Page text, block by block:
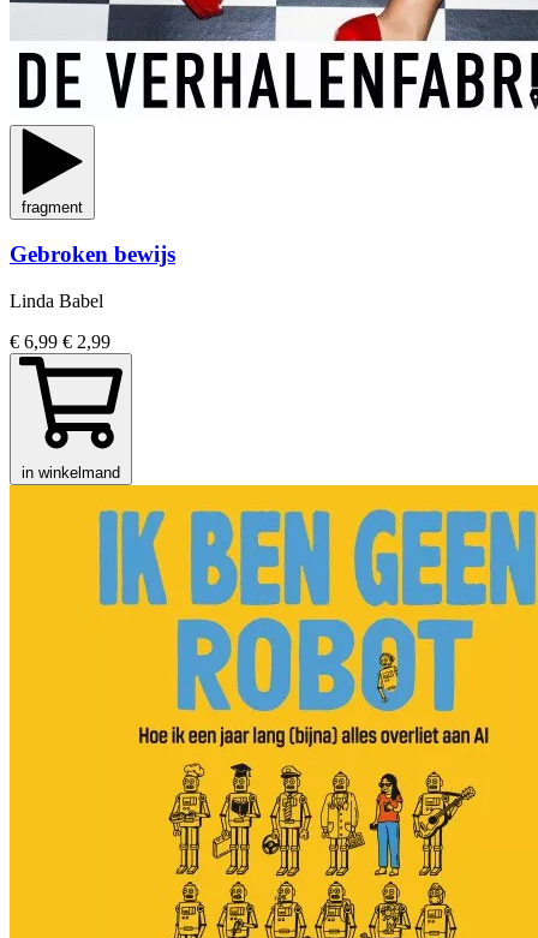
fragment
Gebroken bewijs
Linda Babel
€ 6,99 € 2,99
in winkelmand